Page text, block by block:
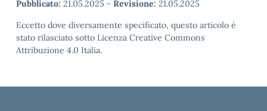
Pubblicato: 21.05.2025 - Revisione: 21.05.2025
Eccetto dove diversamente specificato, questo articolo è
stato rilasciato sotto Licenza Creative Commons
Attribuzione 4.0 Italia.